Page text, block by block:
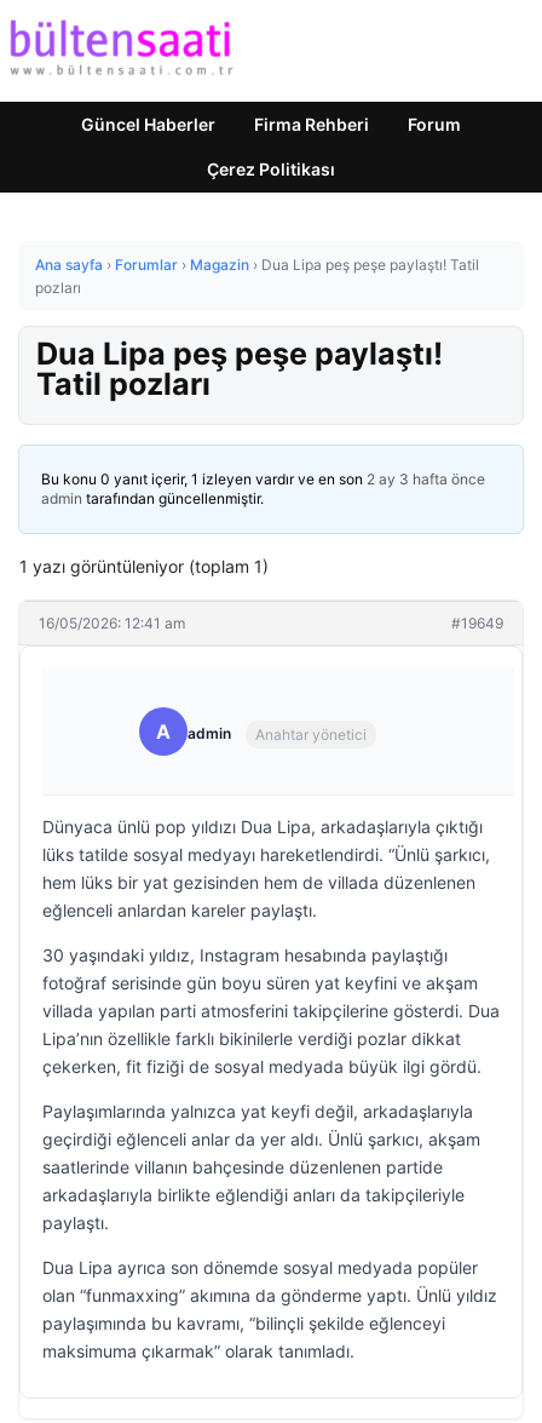
Güncel Haberler Firma Rehberi Forum
Çerez Politikası
Ana sayfa › Forumlar › Magazin › Dua Lipa peş peşe paylaştı! Tatil
pozları
Dua Lipa peş peşe paylaştı!
Tatil pozları
Bu konu 0 yanıt içerir, 1 izleyen vardır ve en son 2 ay 3 hafta önce
admin tarafından güncellenmiştir.
1 yazı görüntüleniyor (toplam 1)
16/05/2026: 12:41 am #19649
A admin Anahtar yönetici
Dünyaca ünlü pop yıldızı Dua Lipa, arkadaşlarıyla çıktığı
lüks tatilde sosyal medyayı hareketlendirdi. “Ünlü şarkıcı,
hem lüks bir yat gezisinden hem de villada düzenlenen
eğlenceli anlardan kareler paylaştı.
30 yaşındaki yıldız, Instagram hesabında paylaştığı
fotoğraf serisinde gün boyu süren yat keyfini ve akşam
villada yapılan parti atmosferini takipçilerine gösterdi. Dua
Lipa’nın özellikle farklı bikinilerle verdiği pozlar dikkat
çekerken, fit fiziği de sosyal medyada büyük ilgi gördü.
Paylaşımlarında yalnızca yat keyfi değil, arkadaşlarıyla
geçirdiği eğlenceli anlar da yer aldı. Ünlü şarkıcı, akşam
saatlerinde villanın bahçesinde düzenlenen partide
arkadaşlarıyla birlikte eğlendiği anları da takipçileriyle
paylaştı.
Dua Lipa ayrıca son dönemde sosyal medyada popüler
olan “funmaxxing” akımına da gönderme yaptı. Ünlü yıldız
paylaşımında bu kavramı, “bilinçli şekilde eğlenceyi
maksimuma çıkarmak” olarak tanımladı.